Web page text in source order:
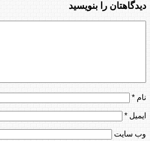
دیدگاهتان را بنویسید
نام *
ایمیل *
وب‌ سایت